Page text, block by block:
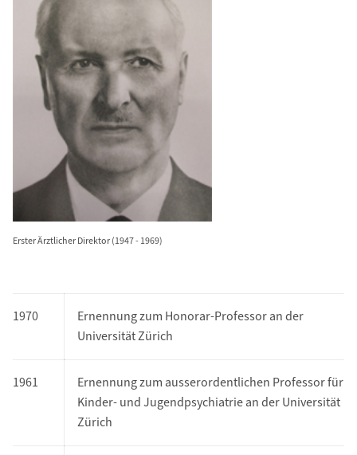
Erster Ärztlicher Direktor (1947 - 1969)
1970
Ernennung zum Honorar-Professor an der
Universität Zürich
1961
Ernennung zum ausserordentlichen Professor für
Kinder- und Jugendpsychiatrie an der Universität
Zürich